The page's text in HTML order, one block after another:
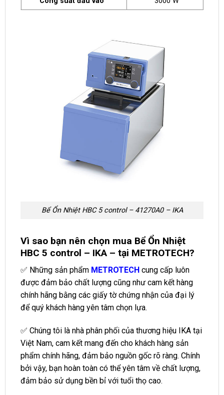
Bể Ổn Nhiệt HBC 5 control – 41270A0 – IKA
Vì sao bạn nên chọn mua Bể Ổn Nhiệt
HBC 5 control – IKA – tại METROTECH?
✅ Những sản phẩm METROTECH cung cấp luôn
được đảm bảo chất lượng cũng như cam kết hàng
chính hãng bằng các giấy tờ chứng nhận của đại lý
để quý khách hàng yên tâm chọn lựa.
✅ Chúng tôi là nhà phân phối của thương hiệu IKA tại
Việt Nam, cam kết mang đến cho khách hàng sản
phẩm chính hãng, đảm bảo nguồn gốc rõ ràng. Chính
bởi vậy, bạn hoàn toàn có thể yên tâm về chất lượng,
đảm bảo sử dụng bền bỉ với tuổi thọ cao.